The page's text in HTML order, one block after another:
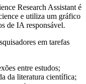
Research Assistant é
e utiliza um gráfico
de IA responsável.
em tarefas
entre estudos;
da literatura científica;